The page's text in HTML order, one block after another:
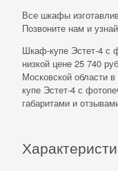
Все шкафы
Позвоните нам и
Шкаф-купе Эстет-4 с
низкой цене 25 740
Московской области
купе Эстет-4 с
габаритами и